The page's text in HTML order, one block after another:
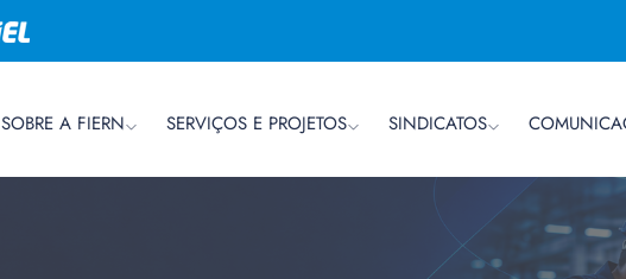
SOBRE A FIERN SERVIÇOS E PROJETOS SINDICATOS